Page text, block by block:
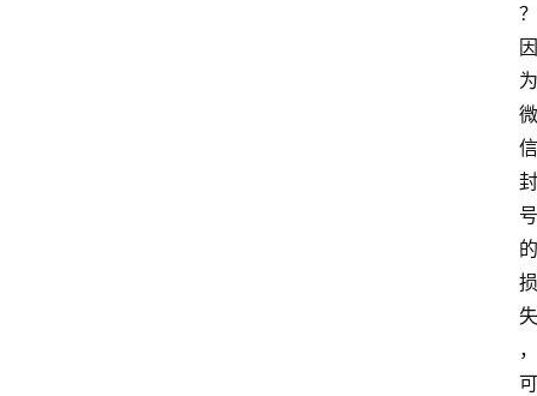
？
因
为
微
信
封
号
的
损
失
，
可